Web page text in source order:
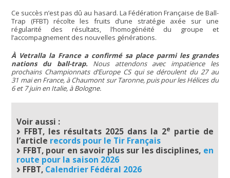
Ce succès n’est pas dû au hasard. La Fédération Française de Ball-
Trap (FFBT) récolte les fruits d’une stratégie axée sur une
régularité des résultats, l’homogénéité du groupe et
l’accompagnement des nouvelles générations.
À Vetralla la France a confirmé sa place parmi les grandes
nations du ball-trap.
Nous attendons avec impatience les
prochains Championnats d’Europe CS qui se déroulent du 27 au
31 mai en France, à Chaumont sur Taronne, puis pour les Hélices du
6 et 7 juin en Italie, à Bologne.
Voir aussi :
FFBT, les résultats 2025 dans la 2e partie de
l’article records pour le Tir Français
FFBT, pour en savoir plus sur les disciplines, en
route pour la saison 2026
FFBT, Calendrier Fédéral 2026